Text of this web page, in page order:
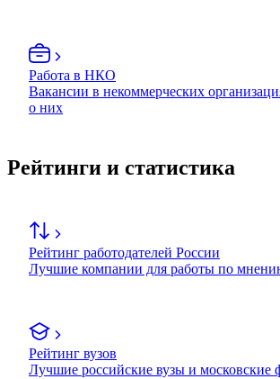
Работа в НКО
Вакансии в некоммерческих
о них
Рейтинги и статистика
Рейтинг работодателей России
Лучшие компании для работы по
Рейтинг вузов
Лучшие российские вузы и московские